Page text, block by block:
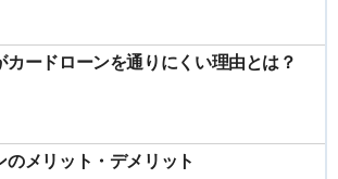
カードローンを通りにくい理由とは？
メリット・デメリット